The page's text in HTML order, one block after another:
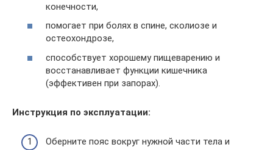
конечности,
помогает при болях в спине, сколиозе и
остеохондрозе,
способствует хорошему пищеварению и
восстанавливает функции кишечника
(эффективен при запорах).
Инструкция по эксплуатации:
Оберните пояс вокруг нужной части тела и